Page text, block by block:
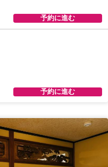
予約に進む
予約に進む